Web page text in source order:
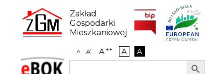
content
Zakład
Gospodarki
Mieszkaniowej
A A+ A++ A A
eBOK
Search
Search Button